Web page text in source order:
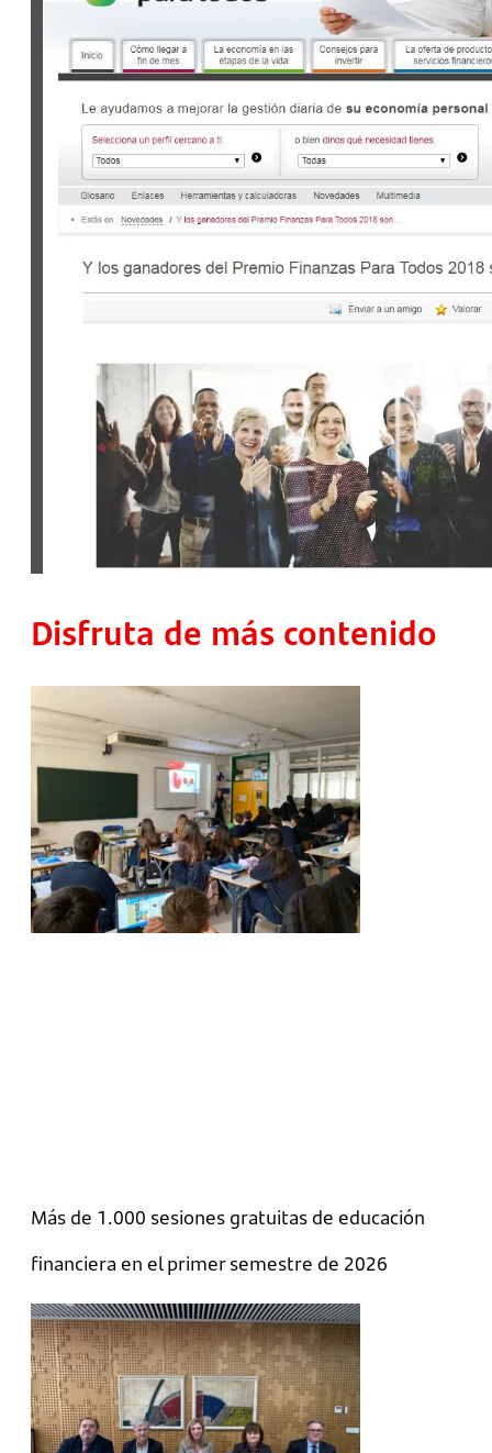
Disfruta de más contenido
Más de 1.000 sesiones gratuitas de educación
financiera en el primer semestre de 2026